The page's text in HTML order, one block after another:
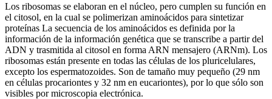
Los ribosomas se elaboran en el núcleo, pero cumplen su función en
el citosol, en la cual se polimerizan aminoácidos para sintetizar
proteínas La secuencia de los aminoácidos es definida por la
información de la información genética que se transcribe a partir del
ADN y trasmitida al citosol en forma ARN mensajero (ARNm). Los
ribosomas están presente en todas las células de los pluricelulares,
excepto los espermatozoides. Son de tamaño muy pequeño (29 nm
en células procariontes y 32 nm en eucariontes), por lo que sólo son
visibles por microscopia electrónica.